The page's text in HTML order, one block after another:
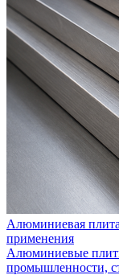
Алюминиевая
применения
Алюминиевые
промышленности,